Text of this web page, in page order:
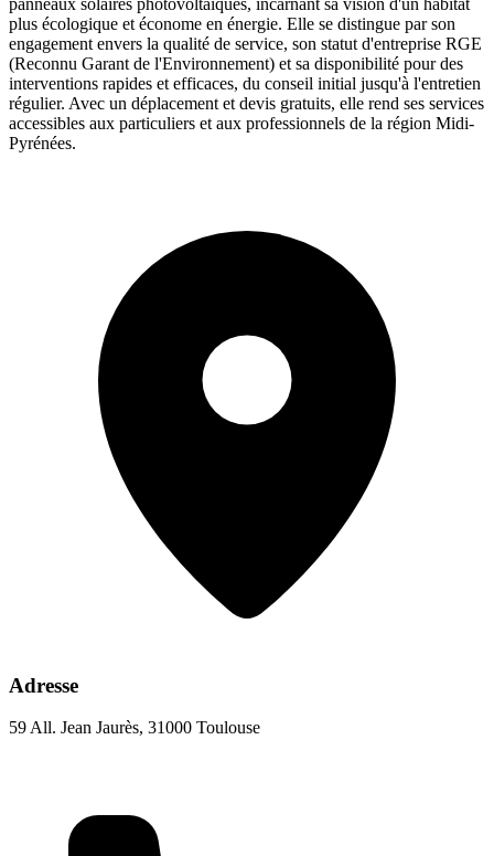
plus écologique et économe en énergie. Elle se distingue par son
engagement envers la qualité de service, son statut d'entreprise RGE
(Reconnu Garant de l'Environnement) et sa disponibilité pour des
interventions rapides et efficaces, du conseil initial jusqu'à l'entretien
régulier. Avec un déplacement et devis gratuits, elle rend ses services
accessibles aux particuliers et aux professionnels de la région Midi-
Pyrénées.
Adresse
59 All. Jean Jaurès, 31000 Toulouse